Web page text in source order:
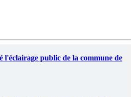
l'éclairage public de la commune de